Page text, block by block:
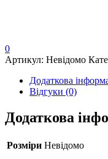
0
Артикул: Невідомо
Додаткова
Відгуки (0)
Додаткова
Розміри Невідомо